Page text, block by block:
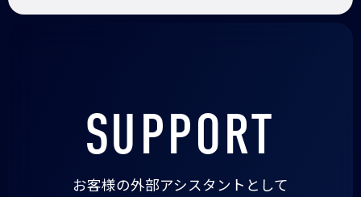
SUPPORT
お客様の外部アシスタントとして